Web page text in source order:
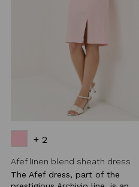
+ 2
Afef linen blend sheath dress
The Afef dress, part of the